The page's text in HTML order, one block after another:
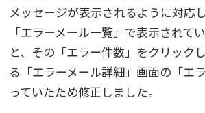
メッセージが表示されるように対応
「エラーメール一覧」で表示されて
と、その「エラー件数」をクリック
る「エラーメール詳細」画面の「エ
っていたため修正しました。